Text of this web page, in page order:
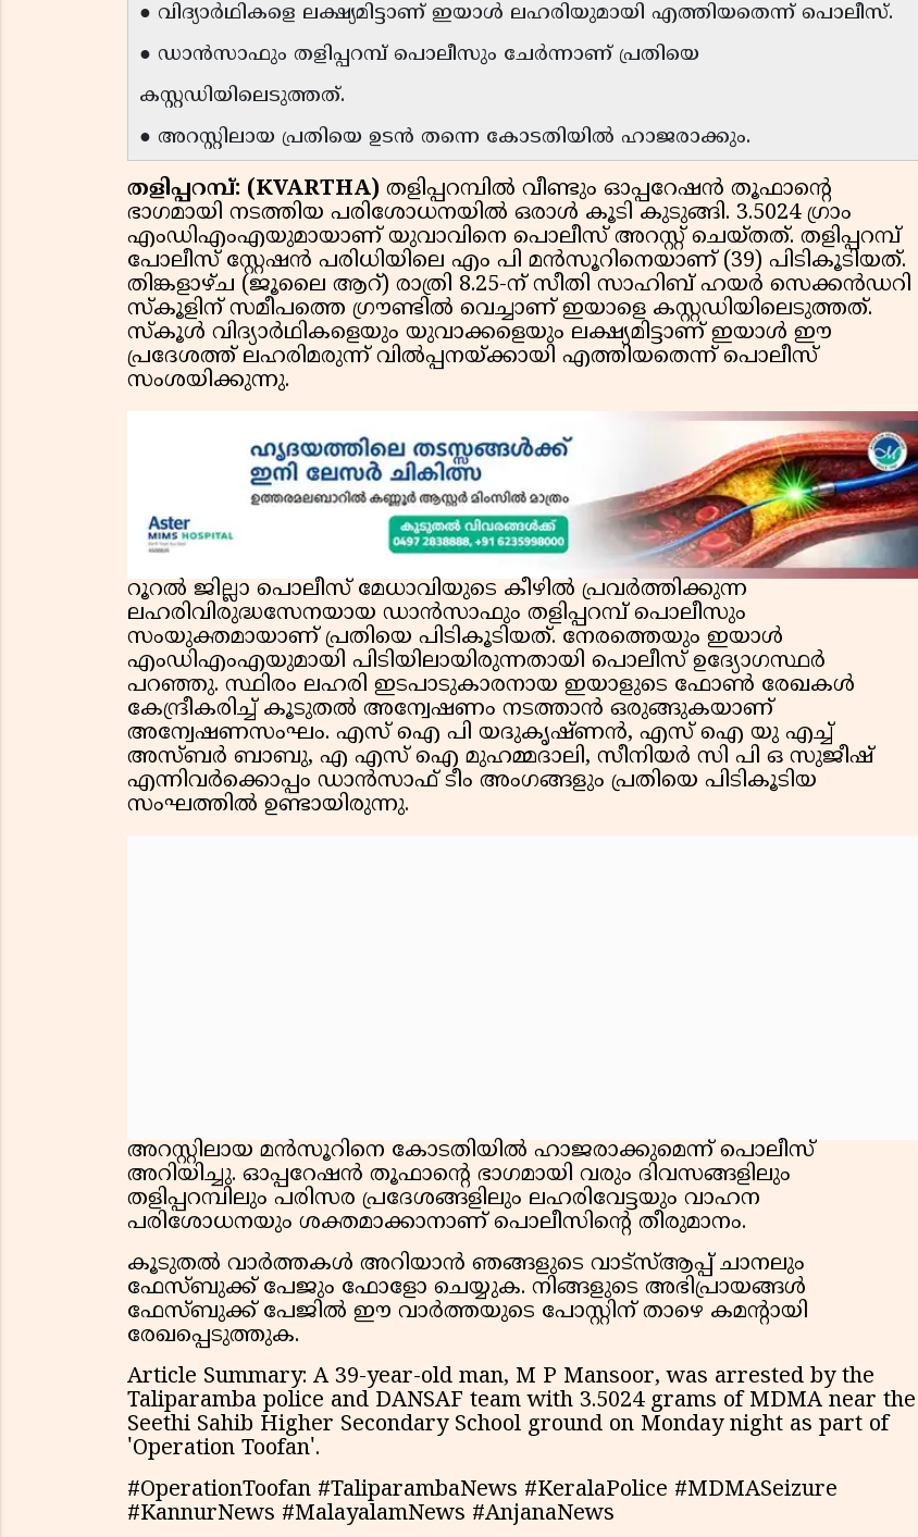
● വിദ്യാർഥികളെ ലക്ഷ്യമിട്ടാണ് ഇയാൾ ലഹരിയുമായി എത്തിയതെന്ന് പൊലീസ്.
● ഡാൻസാഫും തളിപ്പറമ്പ് പൊലീസും ചേർന്നാണ് പ്രതിയെ
കസ്റ്റഡിയിലെടുത്തത്.
● അറസ്റ്റിലായ പ്രതിയെ ഉടൻ തന്നെ കോടതിയിൽ ഹാജരാക്കും.
തളിപ്പറമ്പ്: (KVARTHA) തളിപ്പറമ്പിൽ വീണ്ടും ഓപ്പറേഷൻ തൂഫാൻ്റെ
ഭാഗമായി നടത്തിയ പരിശോധനയിൽ ഒരാൾ കൂടി കുടുങ്ങി. 3.5024 ഗ്രാം
എംഡിഎംഎയുമായാണ് യുവാവിനെ പൊലീസ് അറസ്റ്റ് ചെയ്തത്. തളിപ്പറമ്പ്
പോലീസ് സ്റ്റേഷൻ പരിധിയിലെ എം പി മൻസൂറിനെയാണ് (39) പിടികൂടിയത്.
തിങ്കളാഴ്ച (ജൂലൈ ആറ്) രാത്രി 8.25-ന് സീതി സാഹിബ് ഹയർ സെക്കൻഡറി
സ്കൂളിന് സമീപത്തെ ഗ്രൗണ്ടിൽ വെച്ചാണ് ഇയാളെ കസ്റ്റഡിയിലെടുത്തത്.
സ്കൂൾ വിദ്യാർഥികളെയും യുവാക്കളെയും ലക്ഷ്യമിട്ടാണ് ഇയാൾ ഈ
പ്രദേശത്ത് ലഹരിമരുന്ന് വിൽപ്പനയ്ക്കായി എത്തിയതെന്ന് പൊലീസ്
സംശയിക്കുന്നു.
റൂറൽ ജില്ലാ പൊലീസ് മേധാവിയുടെ കീഴിൽ പ്രവർത്തിക്കുന്ന
ലഹരിവിരുദ്ധസേനയായ ഡാൻസാഫും തളിപ്പറമ്പ് പൊലീസും
സംയുക്തമായാണ് പ്രതിയെ പിടികൂടിയത്. നേരത്തെയും ഇയാൾ
എംഡിഎംഎയുമായി പിടിയിലായിരുന്നതായി പൊലീസ് ഉദ്യോഗസ്ഥർ
പറഞ്ഞു. സ്ഥിരം ലഹരി ഇടപാടുകാരനായ ഇയാളുടെ ഫോൺ രേഖകൾ
കേന്ദ്രീകരിച്ച് കൂടുതൽ അന്വേഷണം നടത്താൻ ഒരുങ്ങുകയാണ്
അന്വേഷണസംഘം. എസ് ഐ പി യദുകൃഷ്ണൻ, എസ് ഐ യു എച്ച്
അസ്ബർ ബാബു, എ എസ് ഐ മുഹമ്മദാലി, സീനിയർ സി പി ഒ സുജീഷ്
എന്നിവർക്കൊപ്പം ഡാൻസാഫ് ടീം അംഗങ്ങളും പ്രതിയെ പിടികൂടിയ
സംഘത്തിൽ ഉണ്ടായിരുന്നു.
അറസ്റ്റിലായ മൻസൂറിനെ കോടതിയിൽ ഹാജരാക്കുമെന്ന് പൊലീസ്
അറിയിച്ചു. ഓപ്പറേഷൻ തൂഫാൻ്റെ ഭാഗമായി വരും ദിവസങ്ങളിലും
തളിപ്പറമ്പിലും പരിസര പ്രദേശങ്ങളിലും ലഹരിവേട്ടയും വാഹന
പരിശോധനയും ശക്തമാക്കാനാണ് പൊലീസിൻ്റെ തീരുമാനം.
കൂടുതൽ വാർത്തകൾ അറിയാൻ ഞങ്ങളുടെ വാട്സ്ആപ്പ് ചാനലും
ഫേസ്ബുക്ക് പേജും ഫോളോ ചെയ്യുക. നിങ്ങളുടെ അഭിപ്രായങ്ങൾ
ഫേസ്ബുക്ക് പേജിൽ ഈ വാർത്തയുടെ പോസ്റ്റിന് താഴെ കമൻ്റായി
രേഖപ്പെടുത്തുക.
Article Summary: A 39-year-old man, M P Mansoor, was arrested by the
Taliparamba police and DANSAF team with 3.5024 grams of MDMA near the
Seethi Sahib Higher Secondary School ground on Monday night as part of
'Operation Toofan'.
#OperationToofan #TaliparambaNews #KeralaPolice #MDMASeizure
#KannurNews #MalayalamNews #AnjanaNews